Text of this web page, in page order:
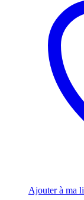
Ajouter à ma